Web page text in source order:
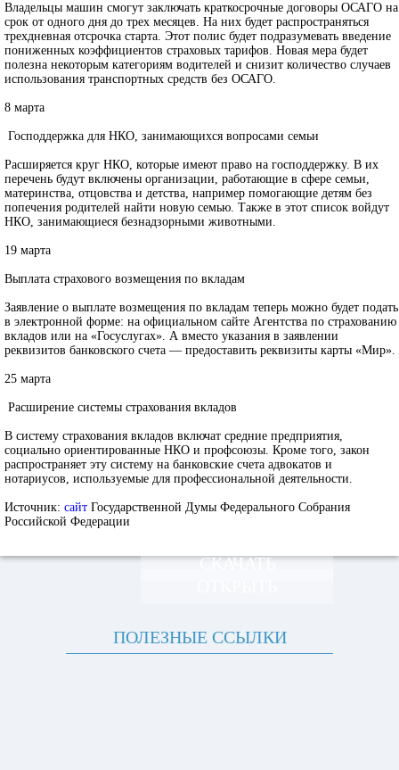
Владельцы машин смогут заключать краткосрочные договоры ОСАГО на
срок от одного дня до трех месяцев. На них будет распространяться
трехдневная отсрочка старта. Этот полис будет подразумевать введение
пониженных коэффициентов страховых тарифов. Новая мера будет
полезна некоторым категориям водителей и снизит количество случаев
использования транспортных средств без ОСАГО.
8 марта
Господдержка для НКО, занимающихся вопросами семьи
Расширяется круг НКО, которые имеют право на господдержку. В их
перечень будут включены организации, работающие в сфере семьи,
материнства, отцовства и детства, например помогающие детям без
попечения родителей найти новую семью. Также в этот список войдут
НКО, занимающиеся безнадзорными животными.
19 марта
Выплата страхового возмещения по вкладам
Заявление о выплате возмещения по вкладам теперь можно будет подать
в электронной форме: на официальном сайте Агентства по страхованию
вкладов или на «Госуслугах». А вместо указания в заявлении
реквизитов банковского счета — предоставить реквизиты карты «Мир».
25 марта
Расширение системы страхования вкладов
В систему страхования вкладов включат средние предприятия,
социально ориентированные НКО и профсоюзы. Кроме того, закон
распространяет эту систему на банковские счета адвокатов и
нотариусов, используемые для профессиональной деятельности.
Источник: сайт Государственной Думы Федерального Собрания
Российской Федерации
СКАЧАТЬ
ПОЛЕЗНЫЕ ССЫЛКИ